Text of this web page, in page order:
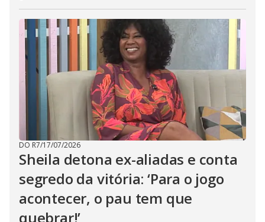
DO R7/17/07/2026
Sheila detona ex-aliadas e conta
segredo da vitória: ‘Para o jogo
acontecer, o pau tem que
quebrar!’